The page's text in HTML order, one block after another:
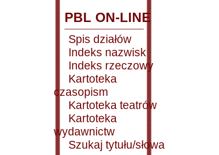
PBL ON-LINE
Spis działów
Indeks nazwisk
Indeks rzeczowy
Kartoteka
czasopism
Kartoteka teatrów
Kartoteka
wydawnictw
Szukaj tytułu/słowa